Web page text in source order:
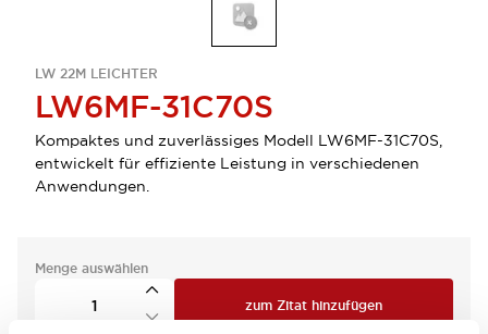
LW 22M LEICHTER
LW6MF-31C70S
Kompaktes und zuverlässiges Modell LW6MF-31C70S,
entwickelt für effiziente Leistung in verschiedenen
Anwendungen.
Menge auswählen
zum Zitat hinzufügen